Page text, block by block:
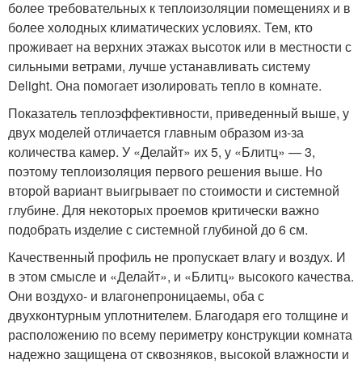
более требовательных к теплоизоляции помещениях и в
более холодных климатических условиях. Тем, кто
проживает на верхних этажах высоток или в местности с
сильными ветрами, лучше устанавливать систему
Delight. Она помогает изолировать тепло в комнате.
Показатель теплоэффективности, приведенный выше, у
двух моделей отличается главным образом из-за
количества камер. У «Делайт» их 5, у «Блитц» — 3,
поэтому теплоизоляция первого решения выше. Но
второй вариант выигрывает по стоимости и системной
глубине. Для некоторых проемов критически важно
подобрать изделие с системной глубиной до 6 см.
Качественный профиль не пропускает влагу и воздух. И
в этом смысле и «Делайт», и «Блитц» высокого качества.
Они воздухо- и влагонепроницаемы, оба с
двухконтурным уплотнителем. Благодаря его толщине и
расположению по всему периметру конструкции комната
надежно защищена от сквозняков, высокой влажности и